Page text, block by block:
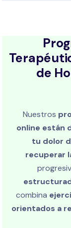
de
Nuestros
online están
tu dolor
recuperar
combina
orientados a